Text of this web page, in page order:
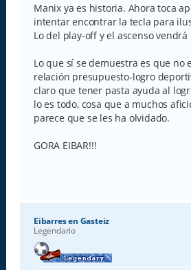
Manix ya es historia. Ahora toca
intentar encontrar la tecla para
Lo del play-off y el ascenso
Lo que sí se demuestra es que no
relación presupuesto-logro
claro que tener pasta ayuda al
lo es todo, cosa que a muchos
parece que se les ha olvidado.
GORA EIBAR!!!
Eibarres en Gasteiz
Legendario